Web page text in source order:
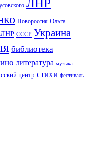
ЛНР
Новороссия Ольга
СССР Украина
библиотека
литература музыка
центр стихи фестиваль